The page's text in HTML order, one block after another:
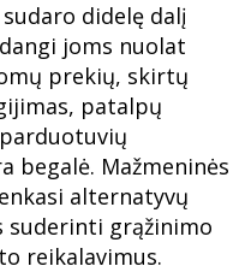
didelę dalį
joms nuolat
prekių, skirtų
patalpų
begalė. Mažmeninės
alternatyvų
suderinti grąžinimo
reikalavimus.